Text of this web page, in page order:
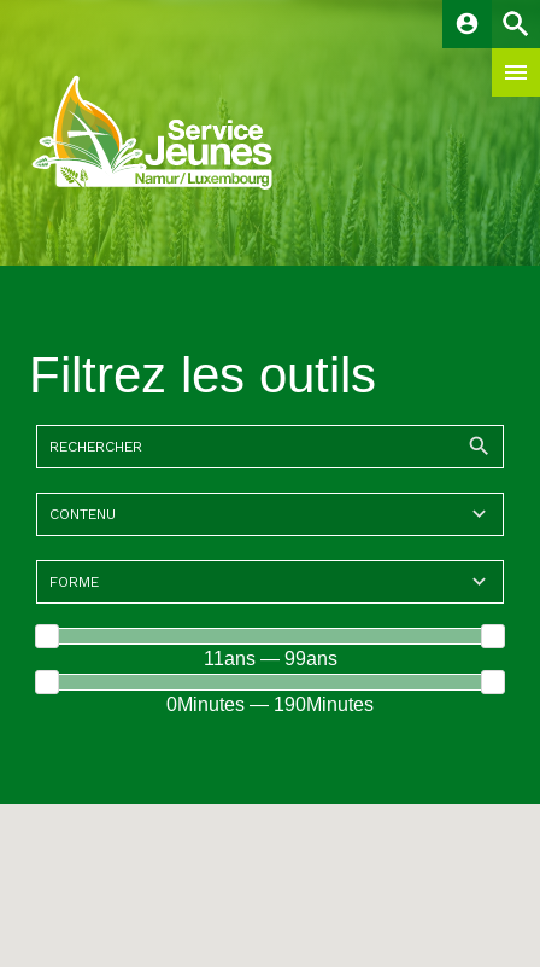
account_circle
Filtrez les outils
11ans — 99ans
0Minutes — 190Minutes